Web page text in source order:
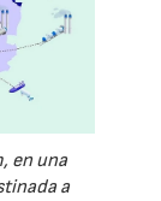
en una
a